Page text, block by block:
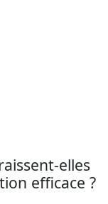
elles
efficace ?